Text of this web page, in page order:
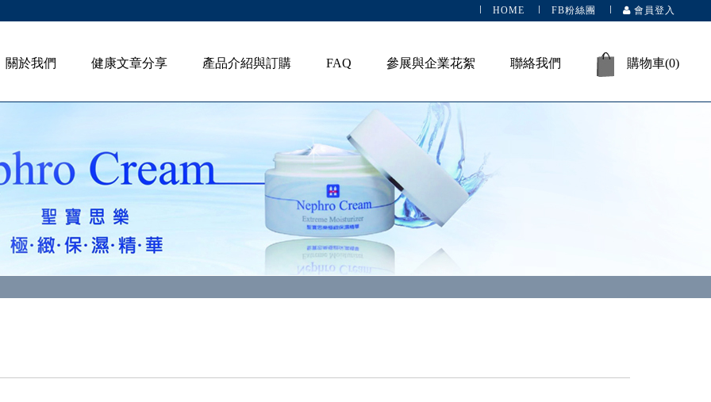
HOME FB粉絲團 會員登入
關於我們 健康文章分享 產品介紹與訂購 FAQ 參展與企業花絮 聯絡我們 購物車(0)